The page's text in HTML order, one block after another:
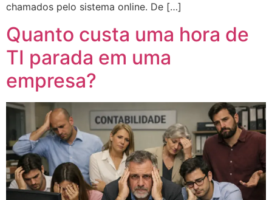
chamados pelo sistema online. De […]
Quanto custa uma hora de
TI parada em uma
empresa?